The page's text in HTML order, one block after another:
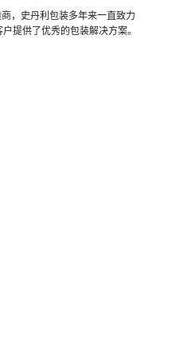
，史丹利包装多年来一直致力
提供了优秀的包装解决方案。